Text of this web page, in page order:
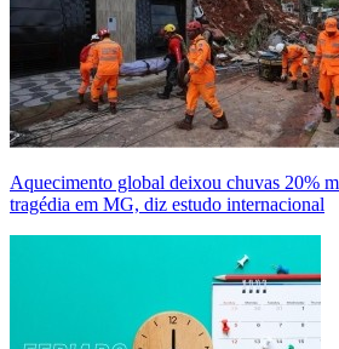
Aquecimento global deixou chuvas 20%
tragédia em MG, diz estudo internacional